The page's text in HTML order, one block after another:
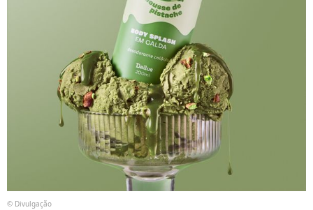
© Divulgação